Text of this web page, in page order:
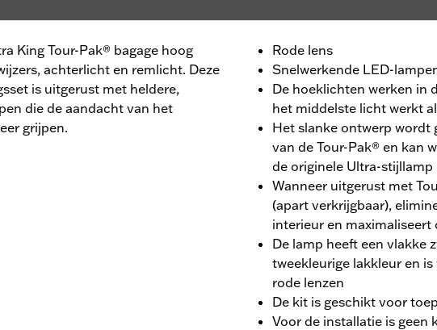
King Tour-Pak® bagage hoog
achterlicht en remlicht. Deze
is uitgerust met heldere,
die de aandacht van het
grijpen.
Rode lens
Snelwerkende LED-
De hoeklichten werken in
het middelste licht werkt
Het slanke ontwerp
van de Tour-Pak® en kan
de originele Ultra-stijllamp
Wanneer uitgerust met
(apart verkrijgbaar),
interieur en
De lamp heeft een vlakke
tweekleurige lakkleur en
rode lenzen
De kit is geschikt voor
Voor de installatie is geen